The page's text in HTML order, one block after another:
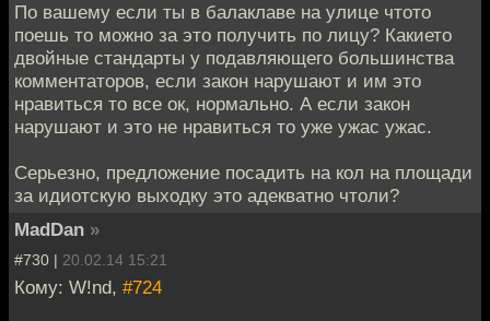
По вашему если ты в балаклаве на улице чтото
поешь то можно за это получить по лицу? Какието
двойные стандарты у подавляющего большинства
комментаторов, если закон нарушают и им это
нравиться то все ок, нормально. А если закон
нарушают и это не нравиться то уже ужас ужас.
Серьезно, предложение посадить на кол на площади
за идиотскую выходку это адекватно чтоли?
MadDan »
#730 | 20.02.14 15:21
Кому: W!nd, #724